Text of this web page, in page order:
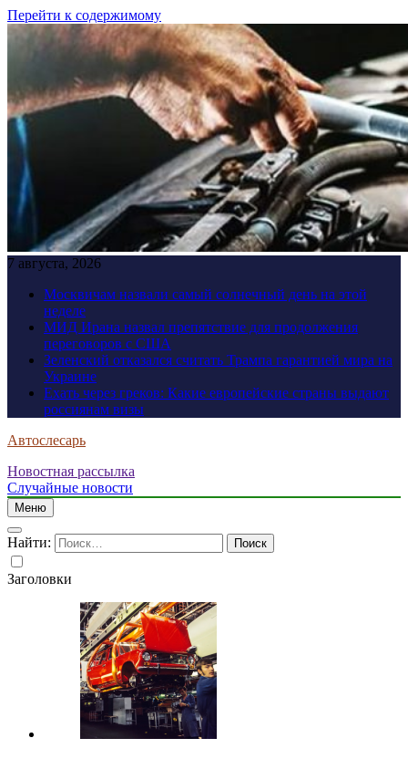
Перейти к содержимому
7 августа, 2026
Москвичам назвали самый солнечный день на этой
неделе
МИД Ирана назвал препятствие для продолжения
переговоров с США
Зеленский отказался считать Трампа гарантией мира на
Украине
Ехать через греков: Какие европейские страны выдают
россиянам визы
Автослесарь
Новостная рассылка
Случайные новости
Меню
Найти:
Заголовки